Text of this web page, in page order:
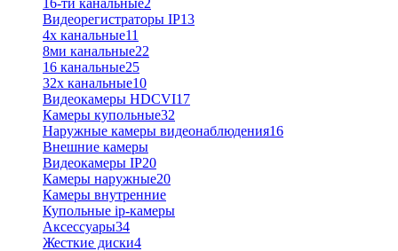
16-ти канальные2
Видеорегистраторы IP13
4х канальные11
8ми канальные22
16 канальные25
32x канальные10
Видеокамеры HDCVI17
Камеры купольные32
Наружные камеры видеонаблюдения16
Внешние камеры
Видеокамеры IP20
Камеры наружные20
Камеры внутренние
Купольные ip-камеры
Аксессуары34
Жесткие диски4